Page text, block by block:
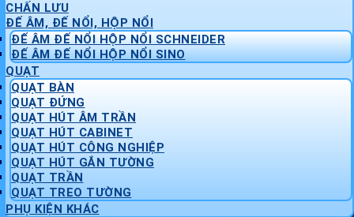
CHẤN LƯU
ĐẾ ÂM, ĐẾ NỔI, HỘP NỔI
ĐẾ ÂM ĐẾ NỔI HỘP NỔI SCHNEIDER
ĐẾ ÂM ĐẾ NỔI HỘP NỔI SINO
QUẠT
QUẠT BÀN
QUẠT ĐỨNG
QUẠT HÚT ÂM TRẦN
QUẠT HÚT CABINET
QUẠT HÚT CÔNG NGHIỆP
QUẠT HÚT GẮN TƯỜNG
QUẠT TRẦN
QUẠT TREO TƯỜNG
PHỤ KIỆN KHÁC